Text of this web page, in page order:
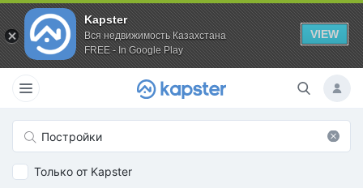
Kapster
Вся недвижимость Казахстана
FREE - In Google Play
VIEW
Только от Kapster